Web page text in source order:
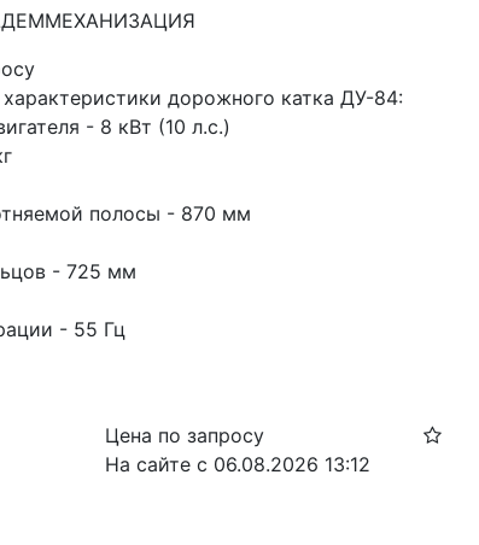
характеристики дорожного катка ДУ-84:
- 8 кВт (10 л.с.)
полосы - 870 мм
- 725 мм
- 55 Гц
Цена по запросу
На сайте с 06.08.2026 13:12